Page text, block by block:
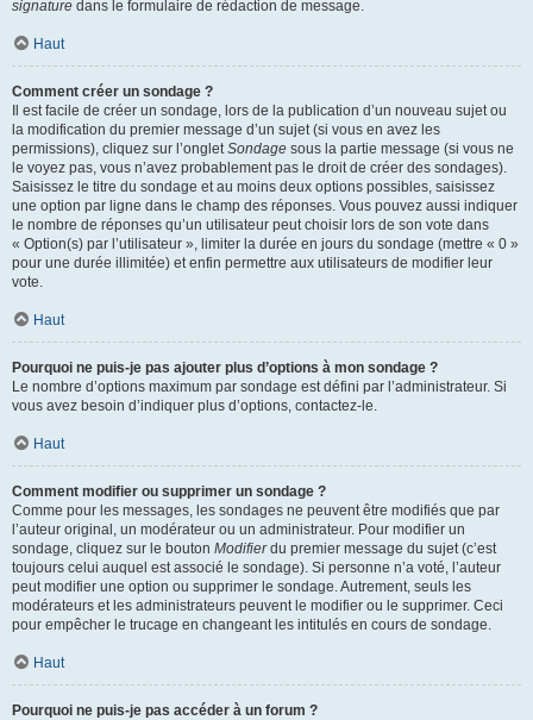
signature dans le formulaire de rédaction de message.
Haut
Comment créer un sondage ?
Il est facile de créer un sondage, lors de la publication d’un nouveau sujet ou
la modification du premier message d’un sujet (si vous en avez les
permissions), cliquez sur l’ongletSondage sous la partie message (si vous ne
le voyez pas, vous n’avez probablement pas le droit de créer des sondages).
Saisissez le titre du sondage et au moins deux options possibles, saisissez
une option par ligne dans le champ des réponses. Vous pouvez aussi indiquer
le nombre de réponses qu’un utilisateur peut choisir lors de son vote dans
« Option(s) par l’utilisateur », limiter la durée en jours du sondage (mettre « 0 »
pour une durée illimitée) et enfin permettre aux utilisateurs de modifier leur
vote.
Haut
Pourquoi ne puis-je pas ajouter plus d’options à mon sondage ?
Le nombre d’options maximum par sondage est défini par l’administrateur. Si
vous avez besoin d’indiquer plus d’options, contactez-le.
Haut
Comment modifier ou supprimer un sondage ?
Comme pour les messages, les sondages ne peuvent être modifiés que par
l’auteur original, un modérateur ou un administrateur. Pour modifier un
sondage, cliquez sur le bouton Modifierdu premier message du sujet (c’est
toujours celui auquel est associé le sondage). Si personne n’a voté, l’auteur
peut modifier une option ou supprimer le sondage. Autrement, seuls les
modérateurs et les administrateurs peuvent le modifier ou le supprimer. Ceci
pour empêcher le trucage en changeant les intitulés en cours de sondage.
Haut
Pourquoi ne puis-je pas accéder à un forum ?